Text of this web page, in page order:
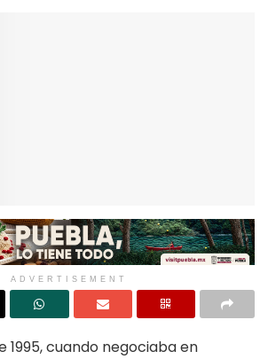
ADVERTISEMENT
1995, cuando negociaba en